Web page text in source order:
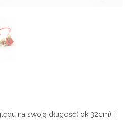
na swoją długość( ok 32cm) i